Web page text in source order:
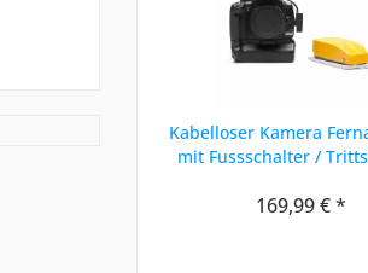
Kabelloser Kamera
mit Fussschalter /
169,99 € *